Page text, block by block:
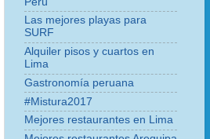
Las mejores playas para
SURF
Alquiler pisos y cuartos en
Lima
Gastronomía peruana
#Mistura2017
Mejores restaurantes en Lima